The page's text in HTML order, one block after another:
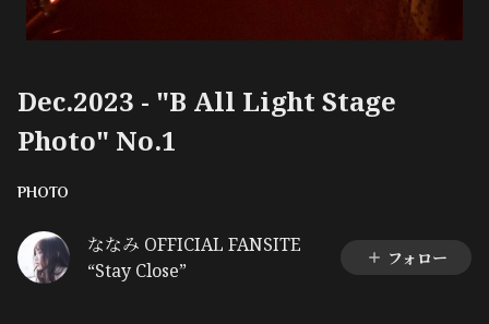
Dec.2023 - "B All Light Stage
Photo" No.1
PHOTO
ななみ OFFICIAL FANSITE
“Stay Close”
フォロー